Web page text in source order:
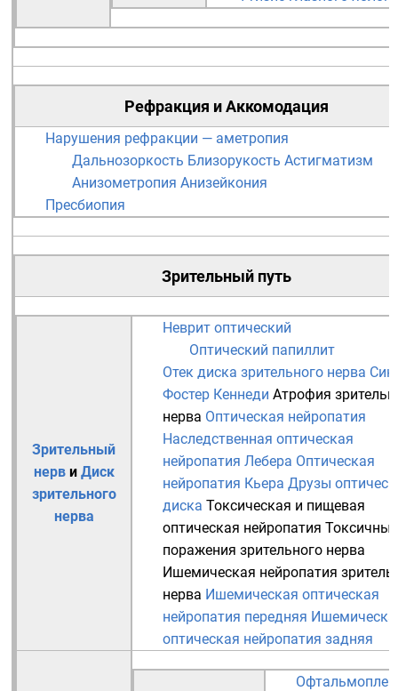
Рефракция иАккомодация
Нарушения рефракции — аметропия
Дальнозоркость Близорукость Астигматизм
Анизометропия Анизейкония
Пресбиопия
Зрительный путь
Зрительный
нерви Диск
зрительного
нерва
Неврит оптический
Оптический папиллит
Отек диска зрительного нерва
Фостер Кеннеди Атрофия
нерва Оптическая нейропатия
Наследственная оптическая
нейропатия Лебера Оптическая
нейропатия Кьера Друзы
диска Токсическая и пищевая
оптическая нейропатия Токсичные
поражения зрительного нерва
Ишемическая нейропатия
нерва Ишемическая оптическая
нейропатия передняя
оптическая нейропатия задняя